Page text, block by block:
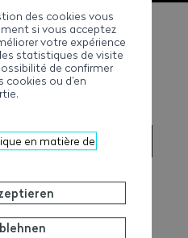
und überwachen ihre
zwischen Bauherr
hat auch die Aufgabe,
mit den anderen an
beteiligten
AUSBILDUNG
des cookies vous
si vous acceptez
votre expérience
statistiques de visite
de confirmer
cookies ou d’en
en matière de